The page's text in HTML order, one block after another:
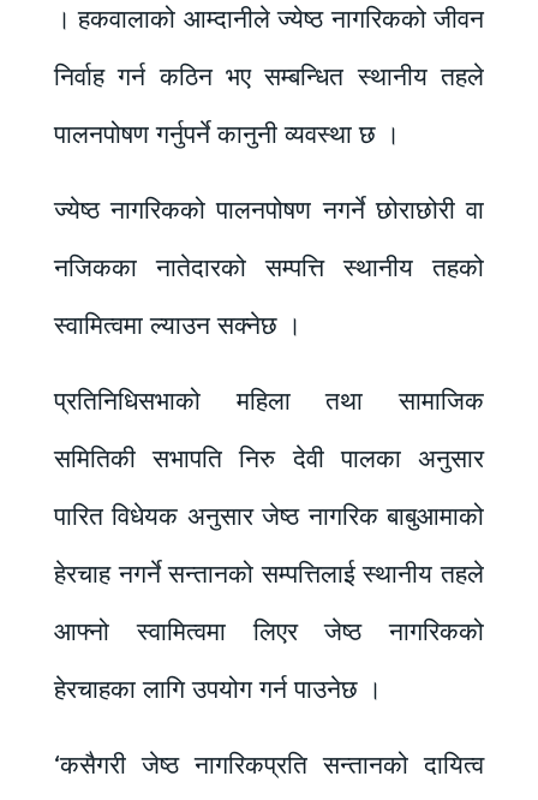
। हकवालाको आम्दानीले ज्येष्ठ नागरिकको जीवन
निर्वाह गर्न कठिन भए सम्बन्धित स्थानीय तहले
पालनपोषण गर्नुपर्ने कानुनी व्यवस्था छ ।
ज्येष्ठ नागरिकको पालनपोषण नगर्ने छोराछोरी वा
नजिकका नातेदारको सम्पत्ति स्थानीय तहको
स्वामित्वमा ल्याउन सक्नेछ ।
प्रतिनिधिसभाको महिला तथा सामाजिक
समितिकी सभापति निरु देवी पालका अनुसार
पारित विधेयक अनुसार जेष्ठ नागरिक बाबुआमाको
हेरचाह नगर्ने सन्तानको सम्पत्तिलाई स्थानीय तहले
आफ्नो स्वामित्वमा लिएर जेष्ठ नागरिकको
हेरचाहका लागि उपयोग गर्न पाउनेछ ।
‘कसैगरी जेष्ठ नागरिकप्रति सन्तानको दायित्व